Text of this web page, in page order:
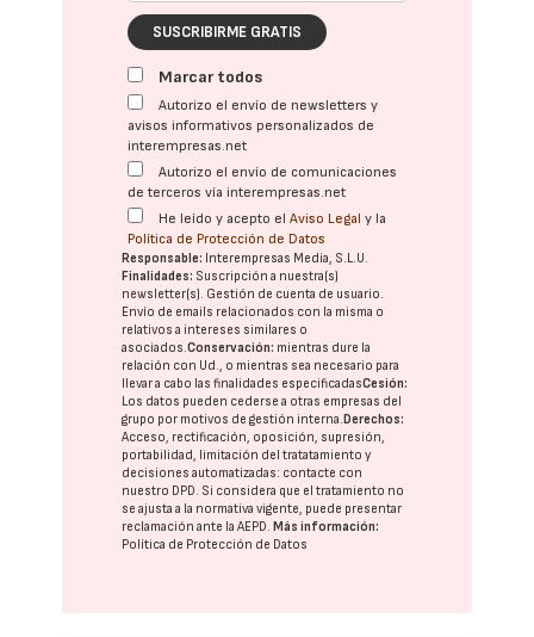
SUSCRIBIRME GRATIS
Marcar todos
Autorizo el envío de newsletters y
avisos informativos personalizados de
interempresas.net
Autorizo el envío de comunicaciones
de terceros vía interempresas.net
He leído y acepto elAviso Legal y la
Política de Protección de Datos
Responsable: Interempresas Media, S.L.U.
Finalidades: Suscripción a nuestra(s)
newsletter(s). Gestión de cuenta de usuario.
Envío de emails relacionados con la misma o
relativos a intereses similares o
asociados.Conservación: mientras dure la
relación con Ud., o mientras sea necesario para
llevar a cabo las finalidades especificadasCesión:
Los datos pueden cederse a otras empresas del
grupo por motivos de gestión interna.Derechos:
Acceso, rectificación, oposición, supresión,
portabilidad, limitación del tratatamiento y
decisiones automatizadas: contacte con
nuestro DPD. Si considera que el tratamiento no
se ajusta a la normativa vigente, puede presentar
reclamación ante laAEPD.Más información:
Política de Protección de Datos